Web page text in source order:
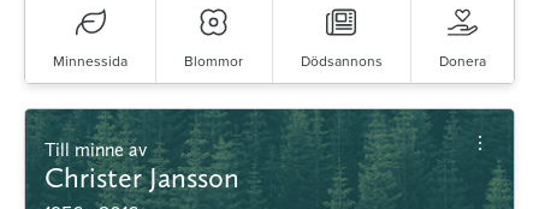
Minnessida Blommor Dödsannons Donera
Till minne av
Christer Jansson